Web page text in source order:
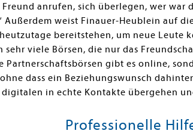
anrufen, sich überlegen, wer war
Außerdem weist Finauer-Heublein auf
bereitstehen, um neue Leute
viele Börsen, die nur das
Partnerschaftsbörsen gibt es online,
dass ein Beziehungswunsch
in echte Kontakte übergehen
Professionelle